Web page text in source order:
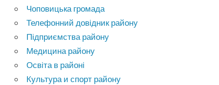
Чоповицька громада
Телефонний довідник району
Підприємства району
Медицина району
Освіта в районі
Культура и спорт району